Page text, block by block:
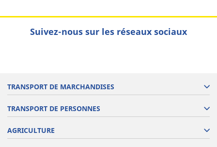
Suivez-nous sur les réseaux sociaux
TRANSPORT DE MARCHANDISES
TRANSPORT DE PERSONNES
AGRICULTURE